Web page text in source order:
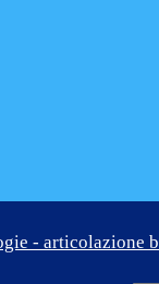
- articolazione